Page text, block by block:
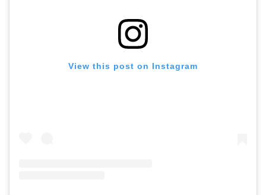
View this post on Instagram